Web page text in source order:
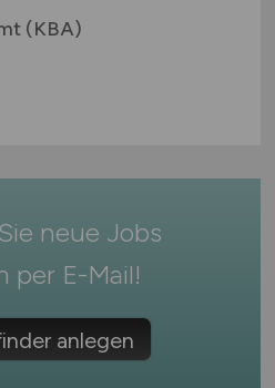
(KBA)
neue Jobs
per E-Mail!
anlegen